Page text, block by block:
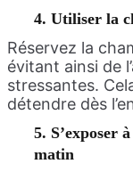
4. Utiliser la
Réservez la
évitant ainsi de
stressantes.
détendre dès
5. S’exposer
matin